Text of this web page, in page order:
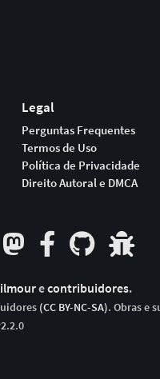
Legal
Perguntas Frequentes
Termos de Uso
Política de Privacidade
Direito Autoral e DMCA
econtribuidores.
(CC BY-NC-SA). Obras e